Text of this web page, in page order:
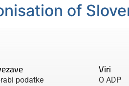
of
podatke
Viri
O ADP